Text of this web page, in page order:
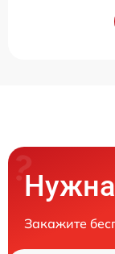
Нужна
Закажите